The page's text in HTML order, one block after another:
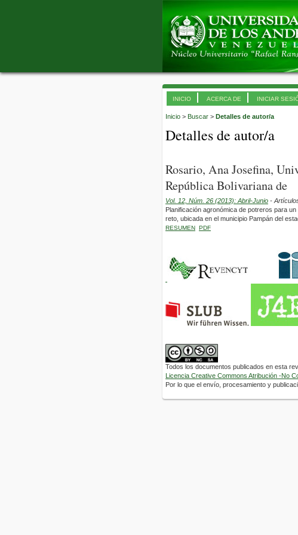
INICIO ACERCA DE INICIAR
Inicio > Buscar > Detalles de autor/a
Detalles de autor/a
Rosario, Ana Josefina,
República Bolivariana de
Vol. 12, Núm. 26 (2013): Abril-Junio -
Planificación agronómica de potreros para
reto, ubicada en el municipio Pampán del
RESUMEN PDF
Todos los documentos publicados en esta
Licencia Creative Commons Atribución -No
Por lo que el envío, procesamiento y